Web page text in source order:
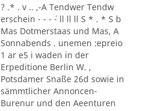
? .* . v .. ,-A Tendwer Tendw
erschein - - - ´- ll ll ll S * . * S b
Mas Dotmerstaas und Mas, A
Sonnabends . unemen :epreio
1 ar e5 i waden in der
Erpeditione Berlin W. ,
Potsdamer Snaße 26d sowie in
sämmtlicher Annoncen-
Burenur und den Aeenturen